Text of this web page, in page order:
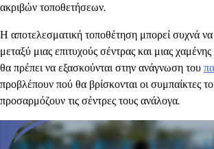
ακριβών τοποθετήσεων.
Η αποτελεσματική τοποθέτηση μπορεί συχνά να
μεταξύ μιας επιτυχούς σέντρας και μιας
θα πρέπει να εξασκούνται στην ανάγνωση του
προβλέπουν πού θα βρίσκονται οι συμπαίκτες
προσαρμόζουν τις σέντρες τους ανάλογα.